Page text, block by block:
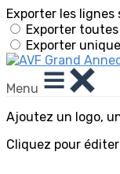
Exporter les lignes
Exporter
Exporter
Menu
Ajoutez un logo,
Cliquez pour éditer